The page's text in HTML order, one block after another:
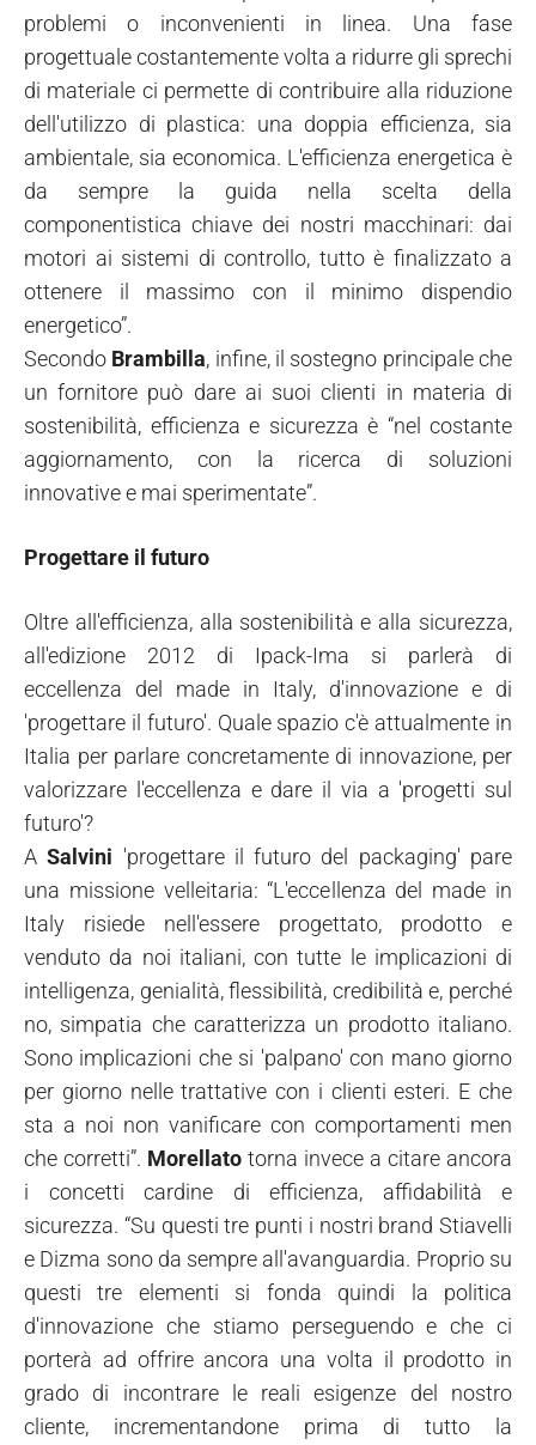
problemi o inconvenienti in linea. Una fase
progettuale costantemente volta a ridurre gli sprechi
di materiale ci permette di contribuire alla riduzione
dell'utilizzo di plastica: una doppia efficienza, sia
ambientale, sia economica. L'efficienza energetica è
da sempre la guida nella scelta della
componentistica chiave dei nostri macchinari: dai
motori ai sistemi di controllo, tutto è finalizzato a
ottenere il massimo con il minimo dispendio
energetico”.
Secondo Brambilla, infine, il sostegno principale che
un fornitore può dare ai suoi clienti in materia di
sostenibilità, efficienza e sicurezza è “nel costante
aggiornamento, con la ricerca di soluzioni
innovative e mai sperimentate”.
Progettare il futuro
Oltre all'efficienza, alla sostenibilità e alla sicurezza,
all'edizione 2012 di Ipack-Ima si parlerà di
eccellenza del made in Italy, d'innovazione e di
'progettare il futuro'. Quale spazio c'è attualmente in
Italia per parlare concretamente di innovazione, per
valorizzare l'eccellenza e dare il via a 'progetti sul
futuro'?
ASalvini 'progettare il futuro del packaging' pare
una missione velleitaria: “L'eccellenza del made in
Italy risiede nell'essere progettato, prodotto e
venduto da noi italiani, con tutte le implicazioni di
intelligenza, genialità, flessibilità, credibilità e, perché
no, simpatia che caratterizza un prodotto italiano.
Sono implicazioni che si 'palpano' con mano giorno
per giorno nelle trattative con i clienti esteri. E che
sta a noi non vanificare con comportamenti men
che corretti”. Morellato torna invece a citare ancora
i concetti cardine di efficienza, affidabilità e
sicurezza. “Su questi tre punti i nostri brand Stiavelli
e Dizma sono da sempre all'avanguardia. Proprio su
questi tre elementi si fonda quindi la politica
d'innovazione che stiamo perseguendo e che ci
porterà ad offrire ancora una volta il prodotto in
grado di incontrare le reali esigenze del nostro
cliente, incrementandone prima di tutto la